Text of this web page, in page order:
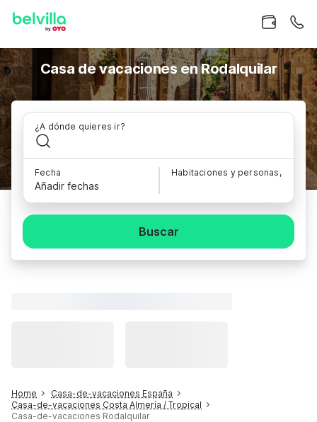
Casa de vacaciones en Rodalquilar
¿A dónde quieres ir?
Fecha
Añadir fechas
Habitaciones y personas,
Buscar
Home
Casa-de-vacaciones España
Casa-de-vacaciones Costa Almería / Tropical
Casa-de-vacaciones Rodalquilar